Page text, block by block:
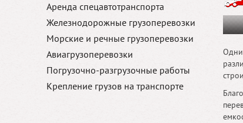
Аренда спецавтотранспорта
Железнодорожные грузоперевозки
Морские и речные грузоперевозки
Авиагрузоперевозки
Погрузочно-разгрузочные работы
Крепление грузов на транспорте